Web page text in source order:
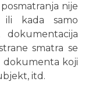
nije
ili kada samo
smatra se
dokumenta koji
itd.